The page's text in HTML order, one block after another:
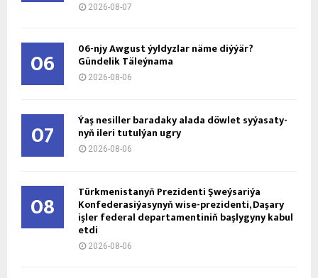
2026-08-07
06 06-njy Awgust ýyldyzlar näme diýýär?
Gündelik Täleýnama
2026-08-06
07 Ýaş ne­sil­ler ba­ra­da­ky ala­da döw­let sy­ýa­sa­ty­
nyň ile­ri tu­tul­ýan ug­ry
2026-08-06
08 Türkmenistanyň Prezidenti Şweýsariýa
Konfederasiýasynyň wise-prezidenti, Daşary
işler federal departamentiniň başlygyny kabul
etdi
2026-08-06